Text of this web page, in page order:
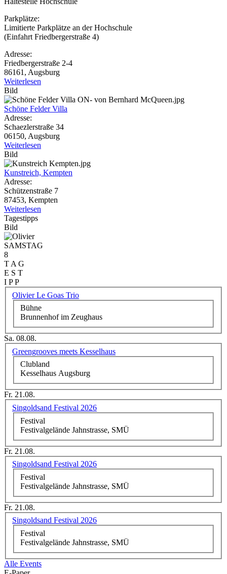
Parkplätze:
Limitierte Parkplätze an der Hochschule
(Einfahrt Friedbergerstraße 4)
Adresse:
Friedbergerstraße 2-4
86161, Augsburg
Weiterlesen
Bild
Schöne Felder Villa
Adresse:
Schaezlerstraße 34
06150, Augsburg
Weiterlesen
Bild
Kunstreich, Kempten
Adresse:
Schützenstraße 7
87453, Kempten
Weiterlesen
Tagestipps
Bild
SAMSTAG
8
T A G
E S T
I P P
Olivier Le Goas Trio
Bühne
Brunnenhof im Zeughaus
Sa. 08.08.
Greengrooves meets Kesselhaus
Clubland
Kesselhaus Augsburg
Fr. 21.08.
Singoldsand Festival 2026
Festival
Festivalgelände Jahnstrasse, SMÜ
Fr. 21.08.
Singoldsand Festival 2026
Festival
Festivalgelände Jahnstrasse, SMÜ
Fr. 21.08.
Singoldsand Festival 2026
Festival
Festivalgelände Jahnstrasse, SMÜ
Alle Events